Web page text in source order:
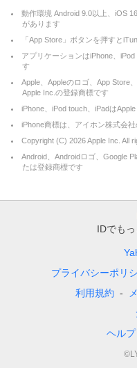
動作環境 Android 9.0以上、iOS
があります
「App Store」ボタンを押すと
アプリケーションはiPhone、
す
Apple、Appleのロゴ、App Store
Apple Inc.の登録商標です
iPhone、iPod touch、iPadは
iPhone商標は、アイホン株式会
Copyright (C) 2026Apple Inc. All
Android、Androidロゴ、Google
たは登録商標です
IDでも
プライバシーポリ
利用規約
ヘル